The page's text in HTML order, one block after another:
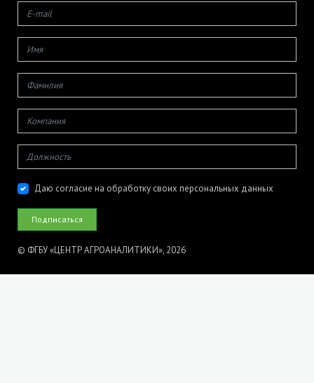
Даю согласие на обработку своих персональных данных
© ФГБУ «ЦЕНТР АГРОАНАЛИТИКИ», 2026